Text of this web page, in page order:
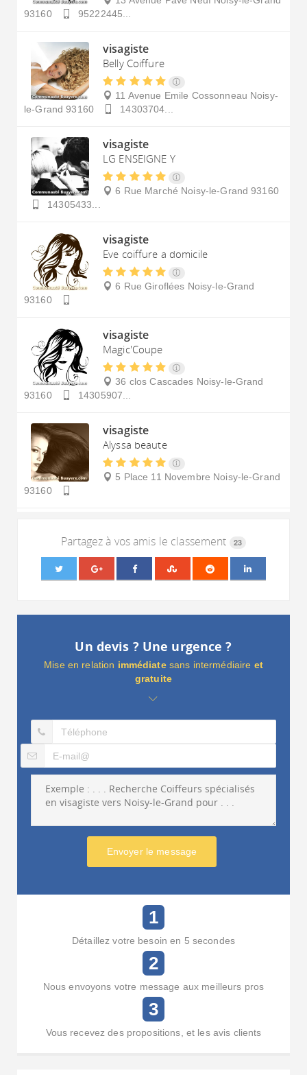
93160
95222445...
visagiste
Belly Coiffure
11 Avenue Emile Cossonneau Noisy-
le-Grand 93160 14303704...
visagiste
LG ENSEIGNE Y
6 Rue Marché Noisy-le-Grand 93160
14305433...
visagiste
Eve coiffure a domicile
6 Rue Giroflées Noisy-le-Grand
93160
visagiste
Magic'Coupe
36 clos Cascades Noisy-le-Grand
93160
14305907...
visagiste
Alyssa beaute
5 Place 11 Novembre Noisy-le-Grand
93160
Partagez à vos amis le classement 23
Un devis ? Une urgence ?
Mise en relation immédiatesans intermédiaire et
gratuite
Envoyer le message
1
Détaillez votre besoin en 5 secondes
2
Nous envoyons votre message aux meilleurs pros
3
Vous recevez des propositions, et les avis clients